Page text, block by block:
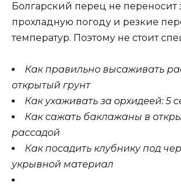
Болгарский перец не переносит
прохладную погоду и резкие
температур. Поэтому не стоит
Как правильно высаживать
открытый грунт
Как ухаживать за орхидеей: 5
Как сажать баклажаны в
рассадой
Как посадить клубнику под
укрывной материал